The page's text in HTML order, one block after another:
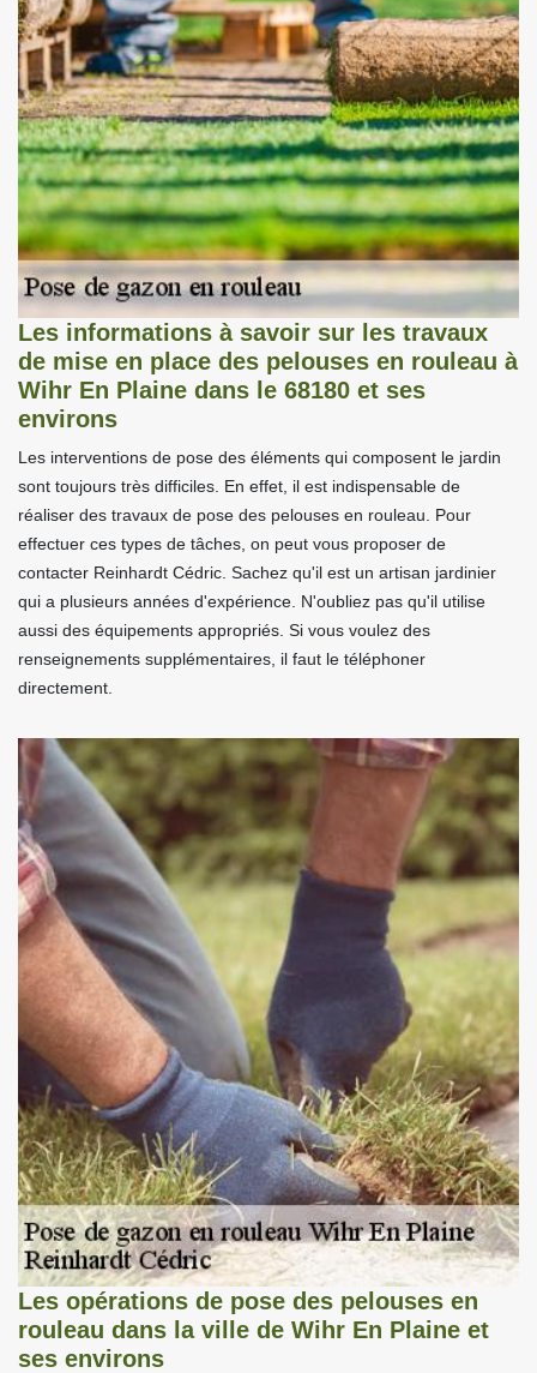
Les informations à savoir sur les travaux
de mise en place des pelouses en rouleau à
Wihr En Plaine dans le 68180 et ses
environs
Les interventions de pose des éléments qui composent le jardin
sont toujours très difficiles. En effet, il est indispensable de
réaliser des travaux de pose des pelouses en rouleau. Pour
effectuer ces types de tâches, on peut vous proposer de
contacter Reinhardt Cédric. Sachez qu'il est un artisan jardinier
qui a plusieurs années d'expérience. N'oubliez pas qu'il utilise
aussi des équipements appropriés. Si vous voulez des
renseignements supplémentaires, il faut le téléphoner
directement.
Les opérations de pose des pelouses en
rouleau dans la ville de Wihr En Plaine et
ses environs